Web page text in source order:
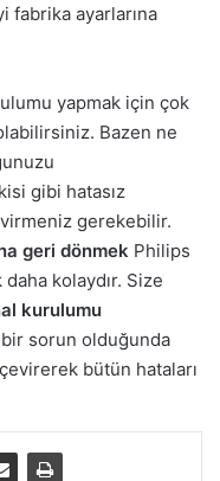
fabrika ayarlarına
yapmak için çok
Bazen ne
gibi hatasız
gerekebilir.
geri dönmek Philips
kolaydır. Size
kurulumu
sorun olduğunda
bütün hataları